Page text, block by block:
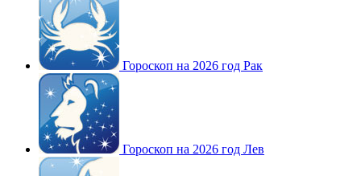
Гороскоп на 2026 год Рак
Гороскоп на 2026 год Лев